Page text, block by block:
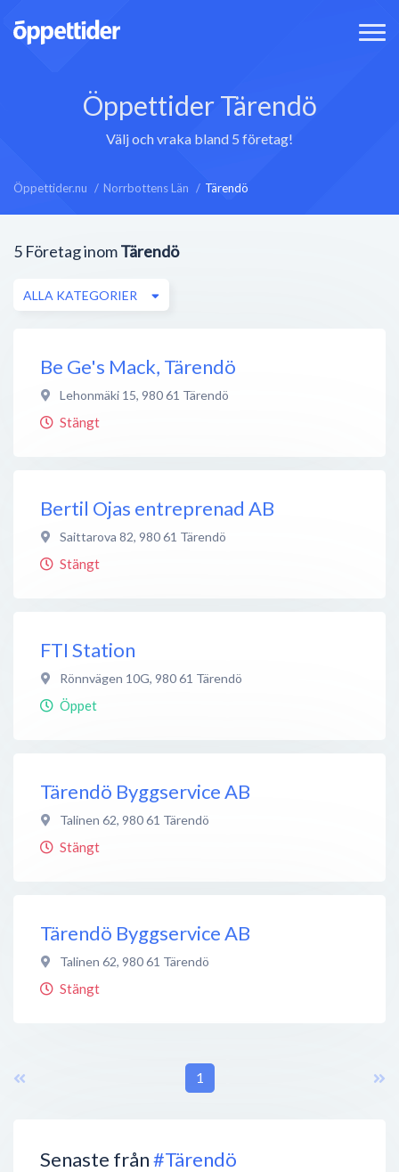
Öppettider Tärendö
Välj och vraka bland 5 företag!
Öppettider.nu Norrbottens Län Tärendö
Senaste från#Tärendö
5 Företag inomTärendö
ALLA KATEGORIER
Be Ge's Mack, Tärendö
Lehonmäki 15, 980 61 Tärendö
Stängt
Bertil Ojas entreprenad AB
Saittarova 82, 980 61 Tärendö
Stängt
FTI Station
Rönnvägen 10G, 980 61 Tärendö
Öppet
Tärendö Byggservice AB
Talinen 62, 980 61 Tärendö
Stängt
Tärendö Byggservice AB
Talinen 62, 980 61 Tärendö
Stängt
1